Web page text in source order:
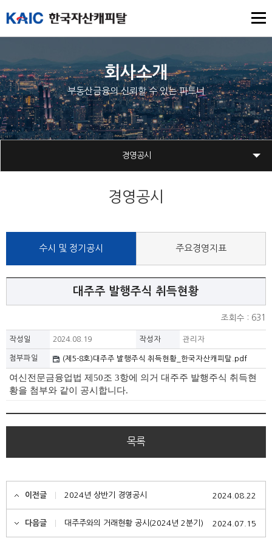
회사소개
부동산금융의 신뢰할 수 있는 파트너
경영공시
경영공시
수시 및 정기공시 주요경영지표
대주주 발행주식 취득현황
조회수 : 631
작성일 2024.08.19 작성자 관리자
첨부파일 (제5-8호)대주주 발행주식 취득현황_한국자산캐피탈.pdf
여신전문금융업법 제50조 3항에 의거 대주주 발행주식 취득현
황을 첨부와 같이 공시합니다.
목록
이전글 2024년 상반기 경영공시 2024.08.22
다음글 대주주와의 거래현황 공시(2024년 2분기) 2024.07.15